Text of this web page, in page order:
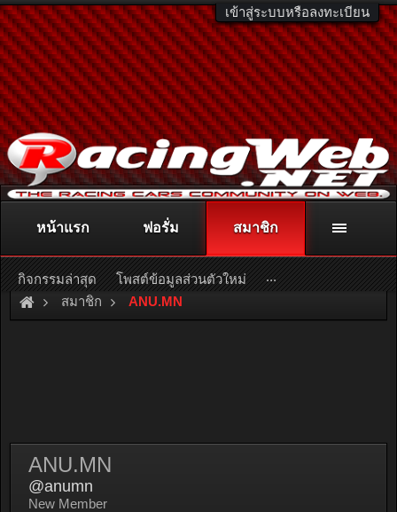
เข้าสู่ระบบหรือลงทะเบียน
ติดต่อลงโฆษณา racingweb@gmail.comหรือโทร. 081-811-1138
หรืออ่านรายละเอียดเพิ่มเติม คลิกที่นี่
สมาชิก ANU.MN
ANU.MN
@anumn
New Member
หน้าแรก ฟอรั่ม สมาชิก
กิจกรรมล่าสุด โพสต์ข้อมูลส่วนตัวใหม่ ...